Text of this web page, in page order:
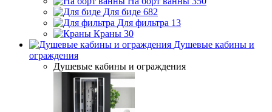
Для биде 682
Для фильтра 13
Краны 30
Душевые кабины и
ограждения
Душевые кабины и ограждения